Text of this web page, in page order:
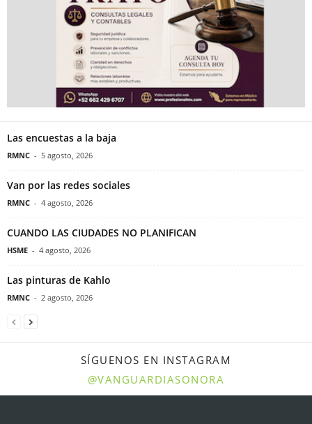
Las encuestas a la baja
RMNC - 5 agosto, 2026
Van por las redes sociales
RMNC - 4 agosto, 2026
CUANDO LAS CIUDADES NO PLANIFICAN
HSME - 4 agosto, 2026
Las pinturas de Kahlo
RMNC - 2 agosto, 2026
SÍGUENOS EN INSTAGRAM
@VANGUARDIASONORA